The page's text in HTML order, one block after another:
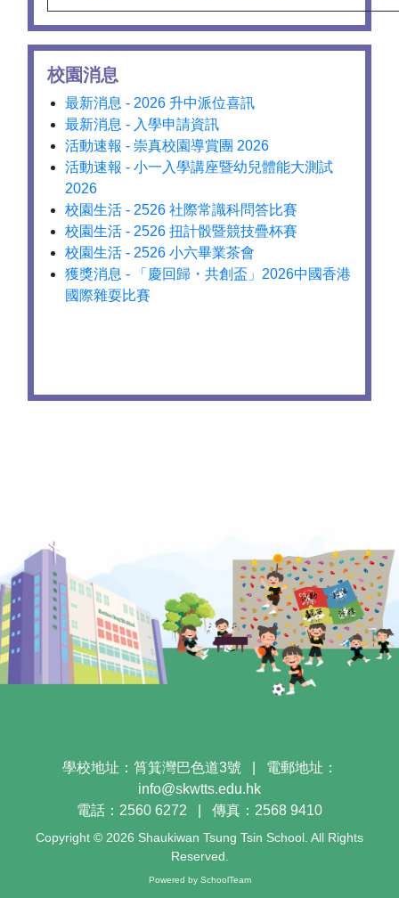
校園消息
最新消息 - 2026 升中派位喜訊
最新消息 - 入學申請資訊
活動速報 - 崇真校園導賞團 2026
活動速報 - 小一入學講座暨幼兒體能大測試
2026
校園生活 - 2526 社際常識科問答比賽
校園生活 - 2526 扭計骰暨競技疊杯賽
校園生活 - 2526 小六畢業茶會
獲獎消息 - 「慶回歸・共創盃」2026中國香港
國際雜耍比賽
學校地址：筲箕灣巴色道3號
電郵地址：
info@skwtts.edu.hk
電話：2560 6272
傳真：2568 9410
Copyright © 2026 Shaukiwan Tsung Tsin School. All Rights
Reserved.
Powered by SchoolTeam